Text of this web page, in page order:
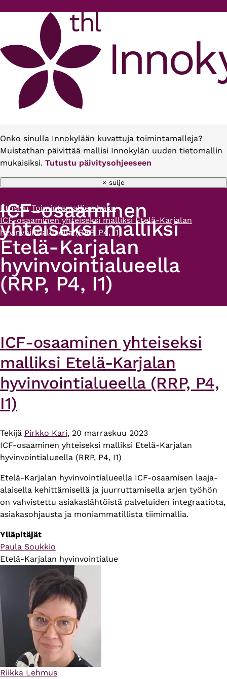
Onko sinulla Innokylään kuvattuja toimintamalleja?
Muistathan päivittää mallisi Innokylän uuden tietomallin
mukaisiksi. Tutustu päivitysohjeeseen
× sulje
Murupolku
Etusivu Toimintamallien haku
ICF-osaaminen yhteiseksi malliksi Etelä-Karjalan
hyvinvointialueella (RRP, P4, I1)
ICF-osaaminen
yhteiseksi malliksi
Etelä-Karjalan
hyvinvointialueella
(RRP, P4, I1)
ICF-osaaminen yhteiseksi
malliksi Etelä-Karjalan
hyvinvointialueella (RRP, P4,
I1)
Tekijä Pirkko Kari, 20 marraskuu 2023
ICF-osaaminen yhteiseksi malliksi Etelä-Karjalan
hyvinvointialueella (RRP, P4, I1)
Etelä-Karjalan hyvinvointialueella ICF-osaamisen laaja-
alaisella kehittämisellä ja juurruttamisella arjen työhön
on vahvistettu asiakaslähtöistä palveluiden integraatiota,
asiakasohjausta ja moniammatillista tiimimallia.
Ylläpitäjät
Paula Soukkio
Etelä-Karjalan hyvinvointialue
Riikka Lehmus